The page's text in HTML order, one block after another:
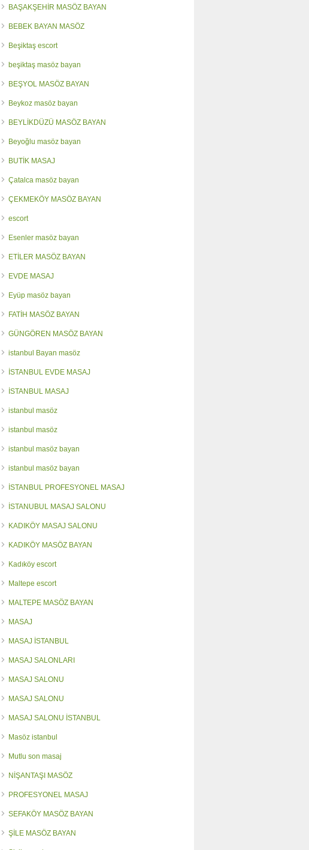
BAŞAKŞEHİR MASÖZ BAYAN
BEBEK BAYAN MASÖZ
Beşiktaş escort
beşiktaş masöz bayan
BEŞYOL MASÖZ BAYAN
Beykoz masöz bayan
BEYLİKDÜZÜ MASÖZ BAYAN
Beyoğlu masöz bayan
BUTİK MASAJ
Çatalca masöz bayan
ÇEKMEKÖY MASÖZ BAYAN
escort
Esenler masöz bayan
ETİLER MASÖZ BAYAN
EVDE MASAJ
Eyüp masöz bayan
FATİH MASÖZ BAYAN
GÜNGÖREN MASÖZ BAYAN
istanbul Bayan masöz
İSTANBUL EVDE MASAJ
İSTANBUL MASAJ
istanbul masöz
istanbul masöz
istanbul masöz bayan
istanbul masöz bayan
İSTANBUL PROFESYONEL MASAJ
İSTANUBUL MASAJ SALONU
KADIKÖY MASAJ SALONU
KADIKÖY MASÖZ BAYAN
Kadıköy escort
Maltepe escort
MALTEPE MASÖZ BAYAN
MASAJ
MASAJ İSTANBUL
MASAJ SALONLARI
MASAJ SALONU
MASAJ SALONU
MASAJ SALONU İSTANBUL
Masöz istanbul
Mutlu son masaj
NİŞANTAŞI MASÖZ
PROFESYONEL MASAJ
SEFAKÖY MASÖZ BAYAN
ŞİLE MASÖZ BAYAN